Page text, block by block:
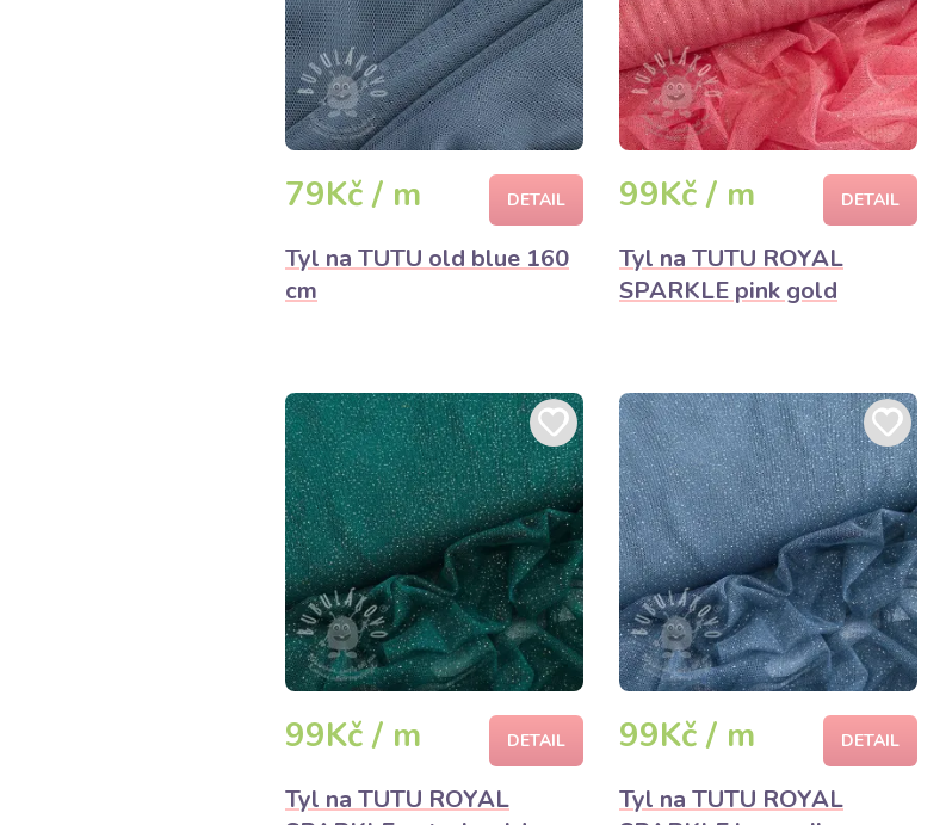
79Kč / m DETAIL
Tyl na TUTU old blue 160
cm
99Kč / m DETAIL
Tyl na TUTU ROYAL
SPARKLE pink gold
99Kč / m DETAIL
Tyl na TUTU ROYAL
99Kč / m DETAIL
Tyl na TUTU ROYAL